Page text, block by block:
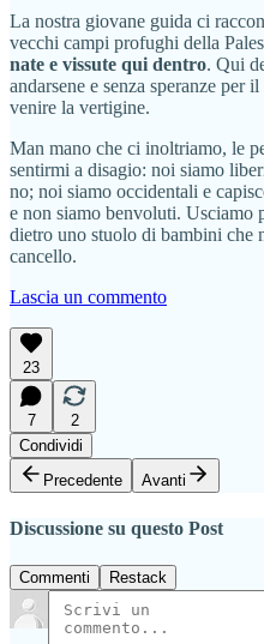
La nostra giovane guida ci
vecchi campi profughi della
nate e vissute qui dentro. Qui
andarsene e senza speranze per
venire la vertigine.
Man mano che ci inoltriamo, le
sentirmi a disagio: noi siamo
no; noi siamo occidentali e
e non siamo benvoluti. Usciamo
dietro uno stuolo di bambini che
cancello.
Lascia un commento
23
7
2
Condividi
Precedente
Avanti
Discussione su questo Post
Commenti Restack